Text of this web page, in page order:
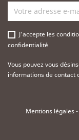
J'accepte les
confidentialité
Vous pouvez vous
informations de contact
Mentions légales-